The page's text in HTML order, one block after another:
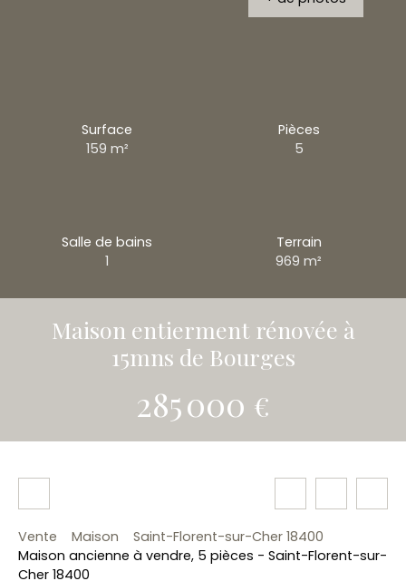
Surface
159 m²
Pièces
5
Salle de bains
1
Terrain
969m²
Maison entierment rénovée à
15mns de Bourges
285 000 €
Vente Maison
Saint-Florent-sur-Cher 18400
Maison ancienne à vendre, 5 pièces - Saint-Florent-sur-
Cher 18400